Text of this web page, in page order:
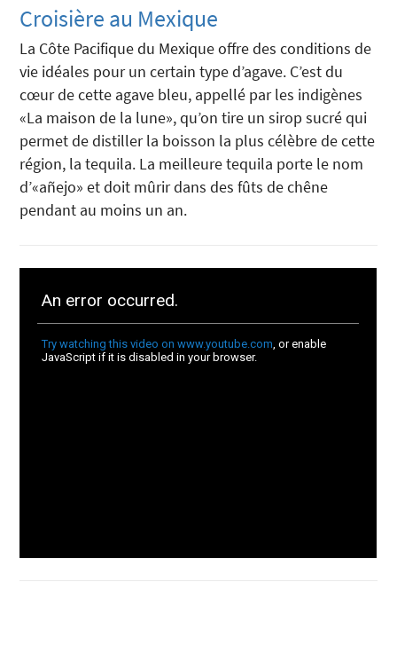
Croisière au Mexique
La Côte Pacifique du Mexique offre des conditions de
vie idéales pour un certain type d’agave. C’est du
cœur de cette agave bleu, appellé par les indigènes
«La maison de la lune», qu’on tire un sirop sucré qui
permet de distiller la boisson la plus célèbre de cette
région, la tequila. La meilleure tequila porte le nom
d’«añejo» et doit mûrir dans des fûts de chêne
pendant au moins un an.